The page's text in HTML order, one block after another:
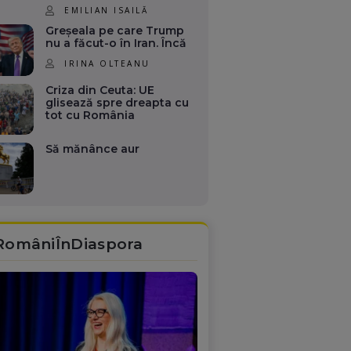
EMILIAN ISAILĂ
Greșeala pe care Trump
nu a făcut-o în Iran. Încă
IRINA OLTEANU
Criza din Ceuta: UE
glisează spre dreapta cu
tot cu România
Să mănânce aur